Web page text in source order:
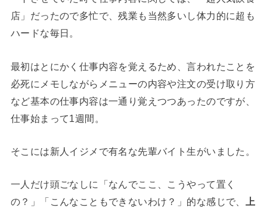
店」だったので多忙で、残業も当然多いし体力的に超も
ハードな毎日。
最初はとにかく仕事内容を覚えるため、言われたことを
必死にメモしながらメニューの内容や注文の受け取り方
など基本の仕事内容は一通り覚えつつあったのですが、
仕事始まって1週間。
そこには新人イジメで有名な先輩バイト生がいました。
一人だけ頭ごなしに「なんでここ、こうやって置く
の？」「こんなこともできないわけ？」的な感じで、
上